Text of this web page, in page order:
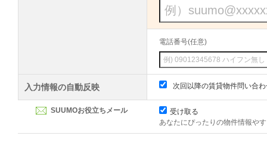
電話番号(任意)
入力情報の自動反映 次回以降の賃貸物件問い合
SUUMOお役立ちメール
受け取る
あなたにぴったりの物件情報や